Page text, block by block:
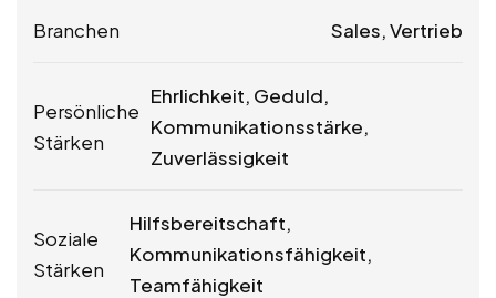
Branchen Sales, Vertrieb
Persönliche
Stärken
Ehrlichkeit, Geduld,
Kommunikationsstärke,
Zuverlässigkeit
Soziale
Stärken
Hilfsbereitschaft,
Kommunikationsfähigkeit,
Teamfähigkeit